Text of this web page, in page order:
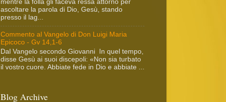
mentre la folla gli faceva ressa attorno per
ascoltare la parola di Dio, Gesù, stando
presso il lag...
Commento al Vangelo di Don Luigi Maria
Epicoco - Gv 14,1-6
Dal Vangelo secondo Giovanni In quel tempo,
disse Gesù ai suoi discepoli: «Non sia turbato
il vostro cuore. Abbiate fede in Dio e abbiate ...
Blog Archive